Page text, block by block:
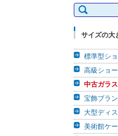
検索:
サイズの大
標準型シ
高級ショ
中古ガラ
宝飾ブラ
大型ディ
美術館ケ